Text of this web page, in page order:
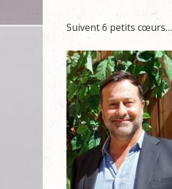
Suivent 6 petits cœurs…